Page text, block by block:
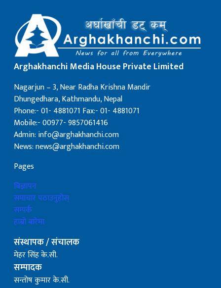
Arghakhanchi Media House Private Limited
Nagarjun – 3, Near Radha Krishna Mandir
Dhungedhara, Kathmandu, Nepal
Phone:- 01- 4881071 Fax:- 01- 4881071
Mobile:- 00977- 9857061416
Admin: info@arghakhanchi.com
News: news@arghakhanchi.com
Pages
बिज्ञापन
समाचार पठाउनुहोस्
सम्पर्क
हाम्रो बारेमा
संस्थापक / संचालक
मेहर सिंह के.सी.
सम्पादक
सन्तोष कुमार के.सी.